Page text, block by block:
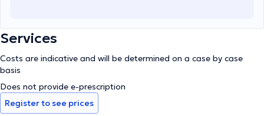
Services
Costs are indicative and will be determined on a case by case
basis
Does not provide e-prescription
Register to see prices